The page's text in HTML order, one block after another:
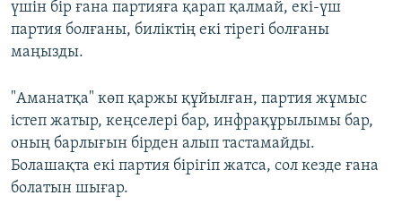
үшін бір ғана партияға қарап қалмай, екі-үш
партия болғаны, биліктің екі тірегі болғаны
маңызды.
"Аманатқа" көп қаржы құйылған, партия жұмыс
істеп жатыр, кеңселері бар, инфрақұрылымы бар,
оның барлығын бірден алып тастамайды.
Болашақта екі партия бірігіп жатса, сол кезде ғана
болатын шығар.